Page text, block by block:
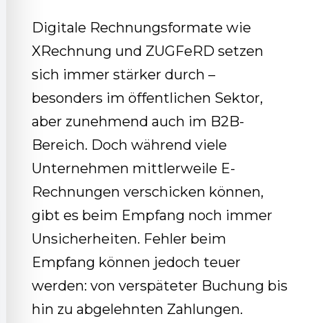
Digitale Rechnungsformate wie
XRechnung und ZUGFeRD setzen
sich immer stärker durch –
besonders im öffentlichen Sektor,
aber zunehmend auch im B2B-
Bereich. Doch während viele
Unternehmen mittlerweile E-
Rechnungen verschicken können,
gibt es beim Empfang noch immer
Unsicherheiten. Fehler beim
Empfang können jedoch teuer
werden: von verspäteter Buchung bis
hin zu abgelehnten Zahlungen.